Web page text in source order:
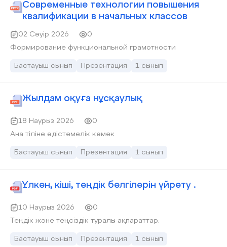
Современные технологии повышения
квалификации в начальных классов
02 Сәуір 2026
0
Формирование функциональной грамотности
Бастауыш сынып Презентация 1 сынып
Жылдам оқуға нұсқаулық
18 Наурыз 2026
0
Ана тіліне әдістемелік көмек
Бастауыш сынып Презентация 1 сынып
Үлкен, кіші, теңдік белгілeрін үйрету .
10 Наурыз 2026
0
Теңдік және теңсіздік туралы ақпараттар.
Бастауыш сынып Презентация 1 сынып